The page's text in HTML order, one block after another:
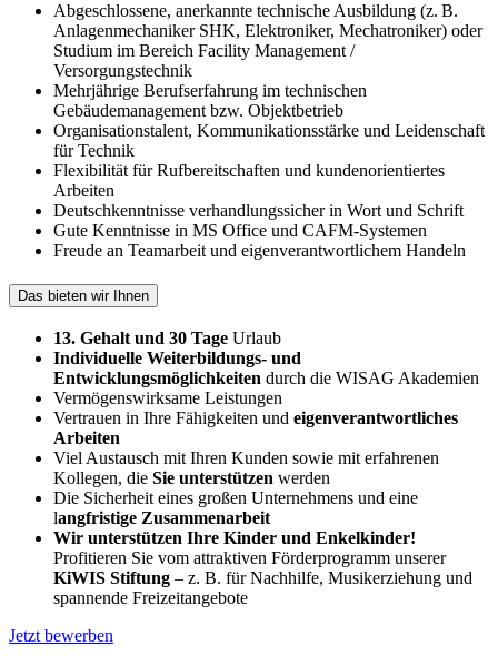
Abgeschlossene, anerkannte technische Ausbildung (z. B.
Anlagenmechaniker SHK, Elektroniker, Mechatroniker) oder
Studium im Bereich Facility Management /
Versorgungstechnik
Mehrjährige Berufserfahrung im technischen
Gebäudemanagement bzw. Objektbetrieb
Organisationstalent, Kommunikationsstärke und Leidenschaft
für Technik
Flexibilität für Rufbereitschaften und kundenorientiertes
Arbeiten
Deutschkenntnisse verhandlungssicher in Wort und Schrift
Gute Kenntnisse in MS Office und CAFM-Systemen
Freude an Teamarbeit und eigenverantwortlichem Handeln
Das bieten wir Ihnen
13. Gehalt und 30 Tage Urlaub
Individuelle Weiterbildungs- und
Entwicklungsmöglichkeiten durch die WISAG Akademien
Vermögenswirksame Leistungen
Vertrauen in Ihre Fähigkeiten und eigenverantwortliches
Arbeiten
Viel Austausch mit Ihren Kunden sowie mit erfahrenen
Kollegen, die Sie unterstützen werden
Die Sicherheit eines großen Unternehmens und eine
langfristige Zusammenarbeit
Wir unterstützen Ihre Kinder und Enkelkinder!
Profitieren Sie vom attraktiven Förderprogramm unserer
KiWIS Stiftung – z. B. für Nachhilfe, Musikerziehung und
spannende Freizeitangebote
Jetzt bewerben